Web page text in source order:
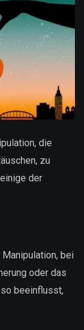
die
zu
der
bei
oder das
beeinflusst,